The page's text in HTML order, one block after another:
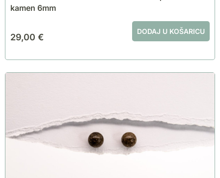
kamen 6mm
29,00 €
DODAJ U KOŠARICU